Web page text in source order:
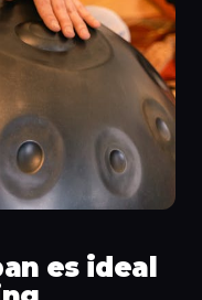
es ideal